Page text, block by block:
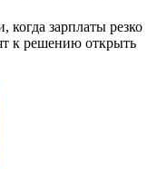
зарплаты резко
к решению открыть